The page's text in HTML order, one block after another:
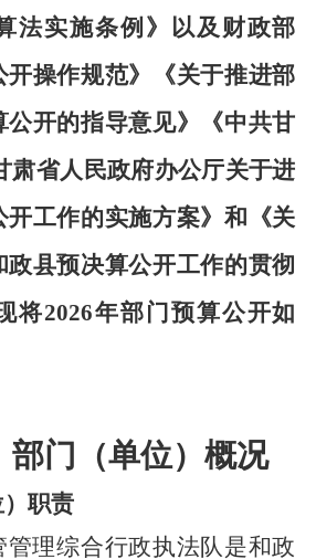
法实施条例》以及财政部
开操作规范》《关于推进部
公开的指导意见》《中共甘
肃省人民政府办公厅关于进
开工作的实施方案》和《关
政县预决算公开工作的贯彻
将2026年部门预算公开如
部门（单位）概况
职责
管理综合行政执法队是和政